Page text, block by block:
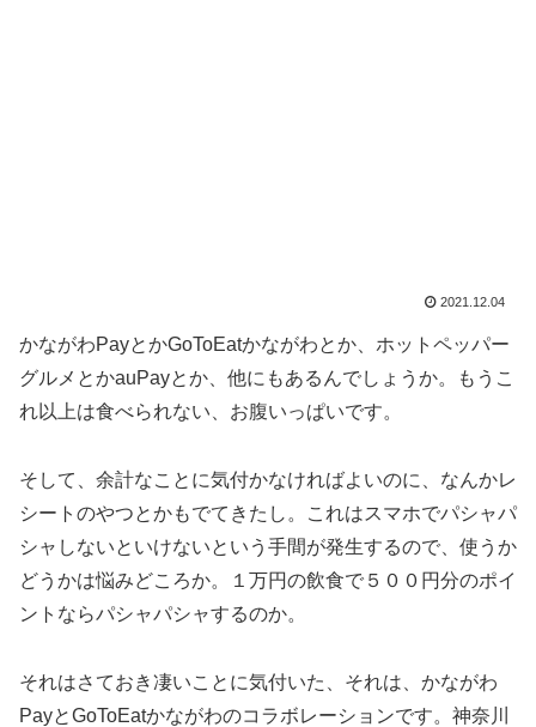
2021.12.04
かながわPayとかGoToEatかながわとか、ホットペッパー
グルメとかauPayとか、他にもあるんでしょうか。もうこ
れ以上は食べられない、お腹いっぱいです。
そして、余計なことに気付かなければよいのに、なんかレ
シートのやつとかもでてきたし。これはスマホでパシャパ
シャしないといけないという手間が発生するので、使うか
どうかは悩みどころか。１万円の飲食で５００円分のポイ
ントならパシャパシャするのか。
それはさておき凄いことに気付いた、それは、かながわ
PayとGoToEatかながわのコラボレーションです。神奈川